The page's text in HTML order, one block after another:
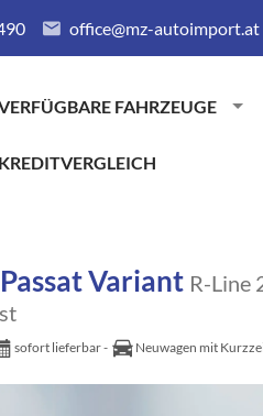
office@mz-autoimport.at
FAHRZEUGE
KREDITVERGLEICH
Variant R-Line
sofort lieferbar Neuwagen mit